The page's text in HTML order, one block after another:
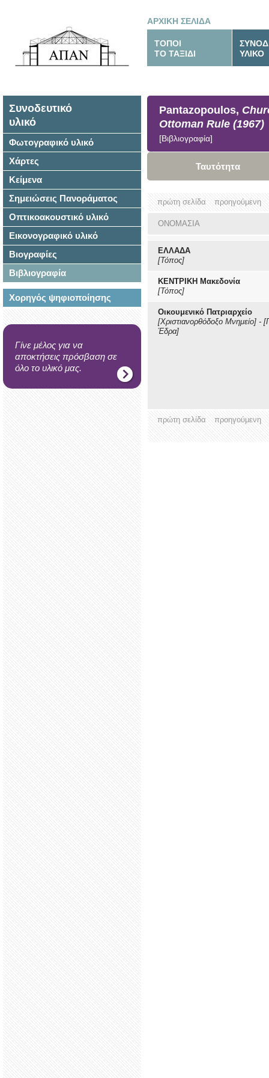
ΑΡΧΙΚΗ ΣΕΛΙΔΑ
ΤΟΠΟΙ
ΤΟ ΤΑΞΙΔΙ
ΥΛΙΚΟ
Συνοδευτικό
υλικό
Φωτογραφικό υλικό
Χάρτες
Κείμενα
Σημειώσεις Πανοράματος
Οπτικοακουστικό υλικό
Εικονογραφικό υλικό
Βιογραφίες
Βιβλιογραφία
Χορηγός ψηφιοποίησης
Γίνε μέλος για να
αποκτήσεις πρόσβαση σε
όλο το υλικό μας.
Pantazopoulos,
Ottoman Rule (1967)
[Βιβλιογραφία]
Ταυτότητα
πρώτη σελίδα προηγούμενη
ΟΝΟΜΑΣΙΑ
ΕΛΛΑΔΑ
[Τόπος]
ΚΕΝΤΡΙΚΗ Μακεδονία
[Τόπος]
Οικουμενικό Πατριαρχείο
[Χριστιανορθόδοξο Μνημείο] -
Έδρα]
πρώτη σελίδα προηγούμενη